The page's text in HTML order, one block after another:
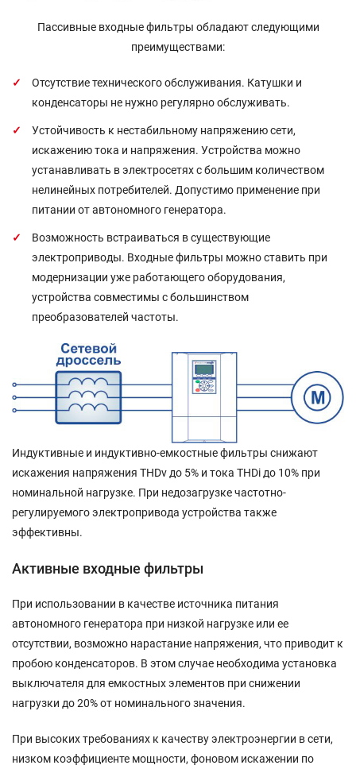
Пассивные входные фильтры обладают следующими
преимуществами:
Отсутствие технического обслуживания. Катушки и
конденсаторы не нужно регулярно обслуживать.
Устойчивость к нестабильному напряжению сети,
искажению тока и напряжения. Устройства можно
устанавливать в электросетях с большим количеством
нелинейных потребителей. Допустимо применение при
питании от автономного генератора.
Возможность встраиваться в существующие
электроприводы. Входные фильтры можно ставить при
модернизации уже работающего оборудования,
устройства совместимы с большинством
преобразователей частоты.
Индуктивные и индуктивно-емкостные фильтры снижают
искажения напряжения THDv до 5% и тока THDi до 10% при
номинальной нагрузке. При недозагрузке частотно-
регулируемого электропривода устройства также
эффективны.
Активные входные фильтры
При использовании в качестве источника питания
автономного генератора при низкой нагрузке или ее
отсутствии, возможно нарастание напряжения, что приводит к
пробою конденсаторов. В этом случае необходима установка
выключателя для емкостных элементов при снижении
нагрузки до 20% от номинального значения.
При высоких требованиях к качеству электроэнергии в сети,
низком коэффициенте мощности, фоновом искажении по